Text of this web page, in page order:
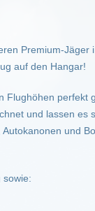
Premium-Jäger
auf den Hangar!
Flughöhen perfekt
und lassen es
und
sowie: